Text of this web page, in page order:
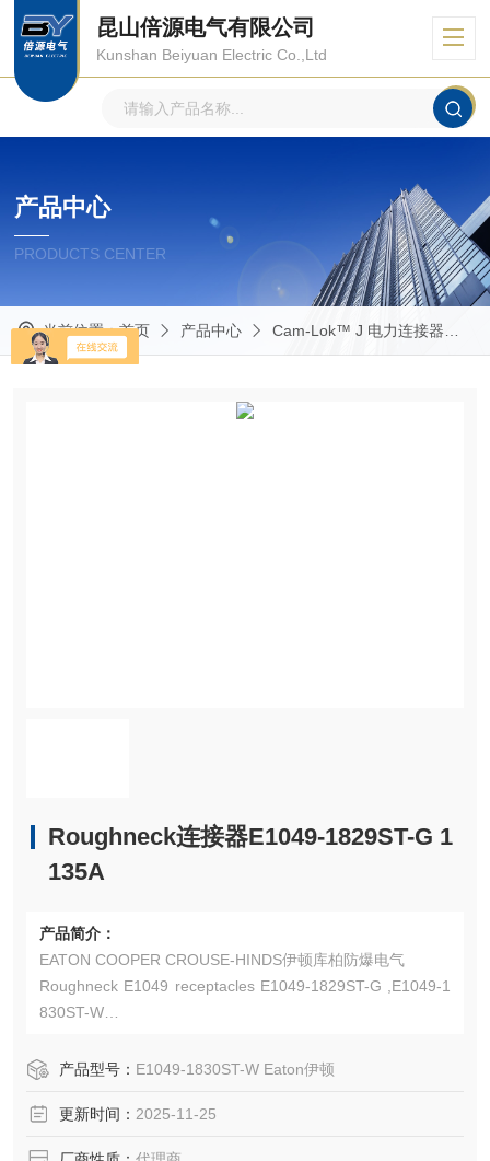
昆山倍源电气有限公司
Kunshan Beiyuan Electric Co.,Ltd
产品中心
PRODUCTS CENTER
当前位置：首页 产品中心 Cam-Lok™ J 电力连接器
Roughneck连接器E1049-1829ST-G 1
135A
产品简介：
EATON COOPER CROUSE-HINDS伊顿库柏防爆电气
Roughneck E1049 receptacles E1049-1829ST-G ,E1049-1
830ST-W
nuous产品型号： E1049-1830ST-W Eaton伊顿
更新时间： 2025-11-25